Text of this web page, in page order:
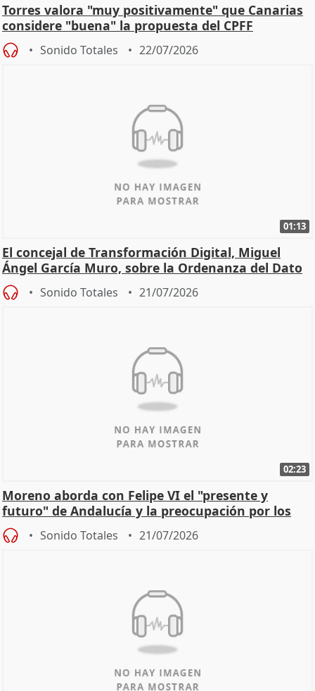
Torres valora "muy positivamente" que Canarias
considere "buena" la propuesta del CPFF
Sonido Totales 22/07/2026
01:13
El concejal de Transformación Digital, Miguel
Ángel García Muro, sobre la Ordenanza del Dato
Sonido Totales 21/07/2026
02:23
Moreno aborda con Felipe VI el "presente y
futuro" de Andalucía y la preocupación por los
incendios
Sonido Totales 21/07/2026